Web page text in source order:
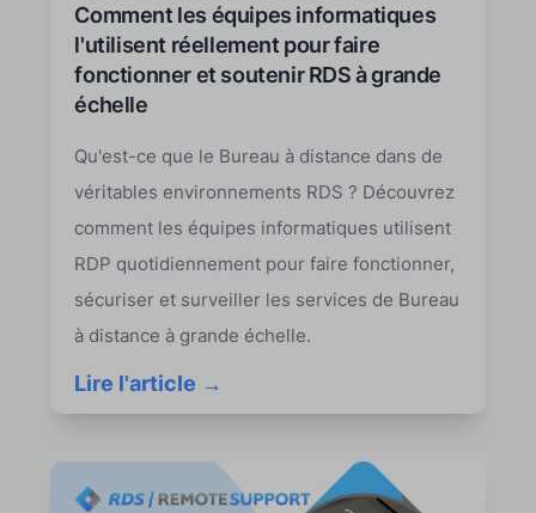
Comment les équipes informatiques
l'utilisent réellement pour faire
fonctionner et soutenir RDS à grande
échelle
Qu'est-ce que le Bureau à distance dans de
véritables environnements RDS ? Découvrez
comment les équipes informatiques utilisent
RDP quotidiennement pour faire fonctionner,
sécuriser et surveiller les services de Bureau
à distance à grande échelle.
Lire l'article →